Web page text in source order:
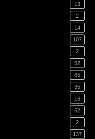
13
2
14
107
2
52
65
35
16
52
2
137